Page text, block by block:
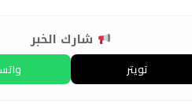
شارك الخبر
تويتر